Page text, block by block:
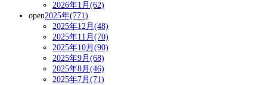
2026年1月(62)
open2025年(771)
2025年12月(48)
2025年11月(70)
2025年10月(90)
2025年9月(68)
2025年8月(46)
2025年7月(71)